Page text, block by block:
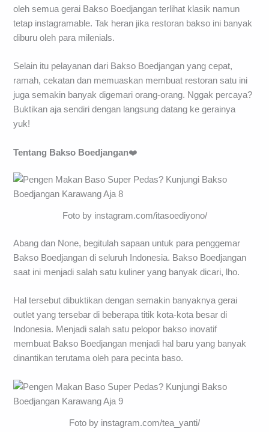
oleh semua gerai Bakso Boedjangan terlihat klasik namun
tetap instagramable. Tak heran jika restoran bakso ini banyak
diburu oleh para milenials.
Selain itu pelayanan dari Bakso Boedjangan yang cepat,
ramah, cekatan dan memuaskan membuat restoran satu ini
juga semakin banyak digemari orang-orang. Nggak percaya?
Buktikan aja sendiri dengan langsung datang ke gerainya
yuk!
Tentang Bakso Boedjangan❤️
Foto by instagram.com/itasoediyono/
Abang dan None, begitulah sapaan untuk para penggemar
Bakso Boedjangan di seluruh Indonesia. Bakso Boedjangan
saat ini menjadi salah satu kuliner yang banyak dicari, lho.
Hal tersebut dibuktikan dengan semakin banyaknya gerai
outlet yang tersebar di beberapa titik kota-kota besar di
Indonesia. Menjadi salah satu pelopor bakso inovatif
membuat Bakso Boedjangan menjadi hal baru yang banyak
dinantikan terutama oleh para pecinta baso.
Foto by instagram.com/tea_yanti/